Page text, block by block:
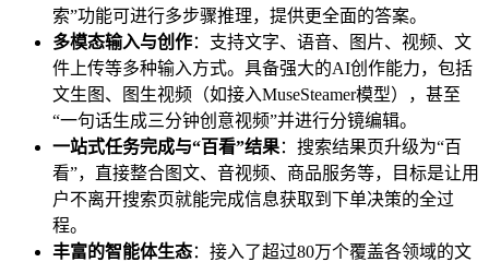
索”功能可进行多步骤推理，提供更全面的答案。
多模态输入与创作：支持文字、语音、图片、视频、文
件上传等多种输入方式。具备强大的AI创作能力，包括
文生图、图生视频（如接入MuseSteamer模型），甚至
“一句话生成三分钟创意视频”并进行分镜编辑。
一站式任务完成与“百看”结果：搜索结果页升级为“百
看”，直接整合图文、音视频、商品服务等，目标是让用
户不离开搜索页就能完成信息获取到下单决策的全过
程。
丰富的智能体生态：接入了超过80万个覆盖各领域的文